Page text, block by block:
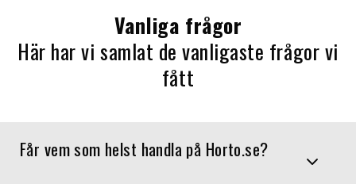
Vanliga frågor
Här har vi samlat de vanligaste frågor vi
fått
Får vem som helst handla på Horto.se?